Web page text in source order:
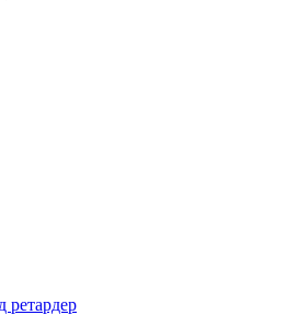
ретардер